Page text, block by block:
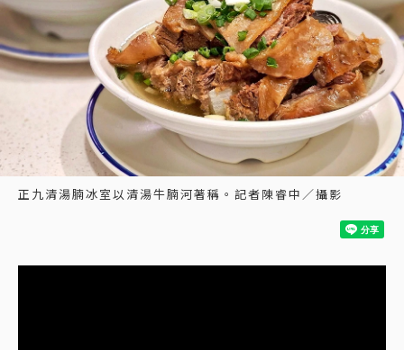
正九清湯腩冰室以清湯牛腩河著稱。記者陳睿中／攝影